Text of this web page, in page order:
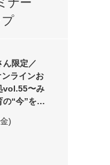
ん限定／
ラインお
vol.55〜み
の“今”を交
)